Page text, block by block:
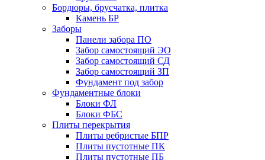
Бордюры, брусчатка, плитка
Камень БР
Заборы
Панели забора ПО
Забор самостоящий ЭО
Забор самостоящий СД
Забор самостоящий ЗП
Фyндамент под забор
Фундаментные блоки
Блоки ФЛ
Блоки ФБС
Плиты перекрытия
Плиты ребристые БПР
Плиты пустотные ПК
Плиты пустотные ПБ